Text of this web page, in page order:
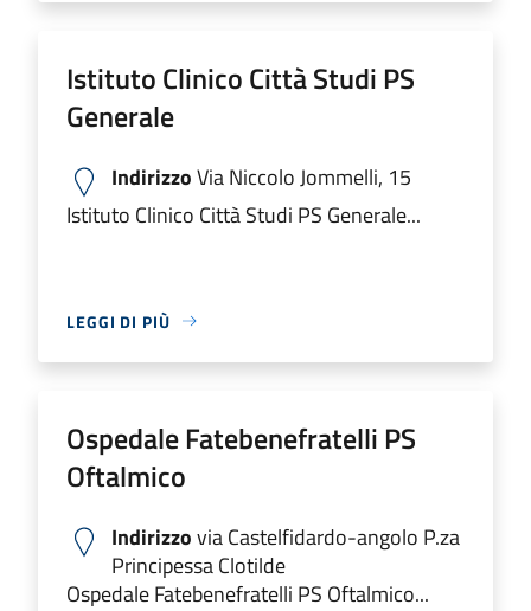
Istituto Clinico Città Studi PS
Generale
IndirizzoVia Niccolo Jommelli, 15
Istituto Clinico Città Studi PS Generale...
LEGGI DI PIÙ
Ospedale Fatebenefratelli PS
Oftalmico
Indirizzovia Castelfidardo-angolo P.za
Principessa Clotilde
Ospedale Fatebenefratelli PS Oftalmico...